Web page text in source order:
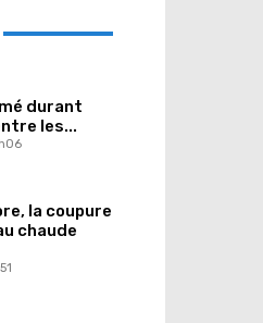
durant
les...
la coupure
chaude